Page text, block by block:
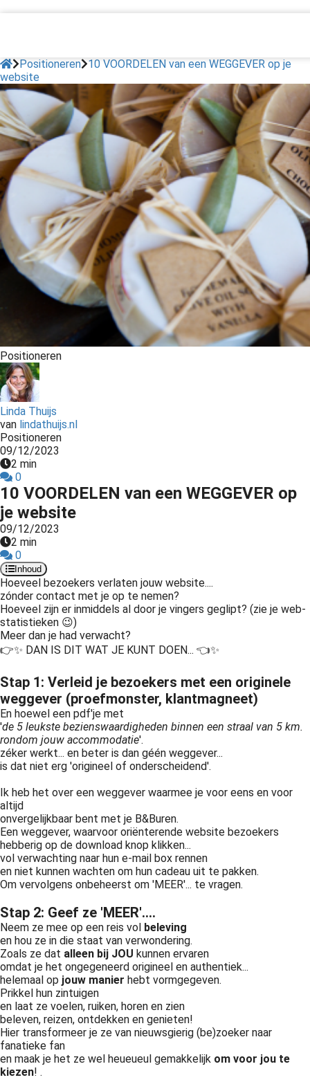
Positioneren
10 VOORDELEN van een WEGGEVER op je
website
Positioneren
Linda Thuijs
van lindathuijs.nl
Positioneren
09/12/2023
2 min
0
10 VOORDELEN van een WEGGEVER op
je website
09/12/2023
2 min
0
Inhoud
Hoeveel bezoekers verlaten jouw website....
zónder contact met je op te nemen?
Hoeveel zijn er inmiddels al door je vingers geglipt? (zie je web-
statistieken 😉)
Meer dan je had verwacht?
👉✨ DAN IS DIT WAT JE KUNT DOEN... 👈✨
Stap 1: Verleid je bezoekers met een originele
weggever (proefmonster, klantmagneet)
En hoewel een pdf'je met
'de 5 leukste bezienswaardigheden binnen een straal van 5 km.
rondom jouw accommodatie'.
zéker werkt... en beter is dan géén weggever...
is dat niet erg 'origineel of onderscheidend'.
Ik heb het over een weggever waarmee je voor eens en voor
altijd
onvergelijkbaar bent met je B&Buren.
Een weggever, waarvoor oriënterende website bezoekers
hebberig op de download knop klikken...
vol verwachting naar hun e-mail box rennen
en niet kunnen wachten om hun cadeau uit te pakken.
Om vervolgens onbeheerst om 'MEER'... te vragen.
Stap 2: Geef ze 'MEER'....
Neem ze mee op een reis vol beleving
en hou ze in die staat van verwondering.
Zoals ze dat alleen bij JOU kunnen ervaren
omdat je het ongegeneerd origineel en authentiek...
helemaal op jouw manier hebt vormgegeven.
Prikkel hun zintuigen
en laat ze voelen, ruiken, horen en zien
beleven, reizen, ontdekken en genieten!
Hier transformeer je ze van nieuwsgierig (be)zoeker naar
fanatieke fan
en maak je het ze wel heueueul gemakkelijk om voor jou te
kiezen! .